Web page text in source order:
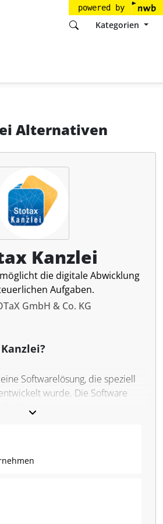
powered by
Kategorien
Alternativen
Kanzlei
die digitale Abwicklung
Aufgaben.
GmbH & Co. KG
eine Softwarelösung, die speziell
wurde. Die Software
Mit Funktionen sowie
Kanzlei darauf ausgelegt, die
Kanzlei?